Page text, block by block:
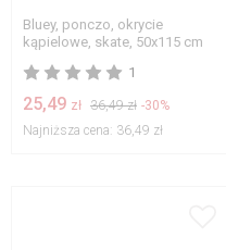
Bluey, ponczo, okrycie
kąpielowe, skate, 50x115 cm
1
25,49 zł 36,49 zł -30%
Najniższa cena: 36,49 zł